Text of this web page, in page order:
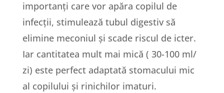
importanți care vor apăra copilul de
infecții, stimulează tubul digestiv să
elimine meconiul și scade riscul de icter.
Iar cantitatea mult mai mică ( 30-100 ml/
zi) este perfect adaptată stomacului mic
al copilului și rinichilor imaturi.